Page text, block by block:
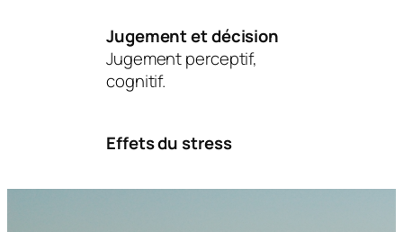
Jugement et décision
Jugement perceptif,
cognitif.
Effets du stress